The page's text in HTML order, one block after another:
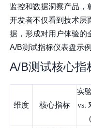
监控和数据洞察产品，
开发者不仅看到技术层
据，形成对用户体验的
A/B测试指标仪表盘示例
A/B测试核心指
维度 核心指标
实
vs.